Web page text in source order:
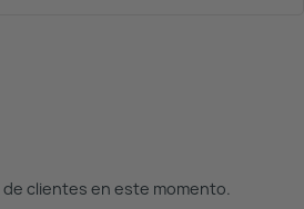
de clientes en este momento.